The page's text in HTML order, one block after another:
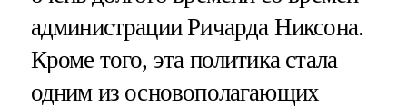
администрации Ричарда Никсона.
Кроме того, эта политика стала
одним из основополагающих